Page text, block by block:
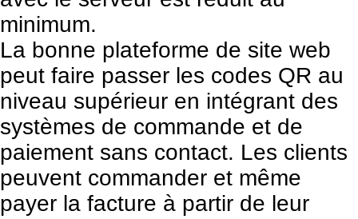
minimum.
La bonne plateforme de site web
peut faire passer les codes QR au
niveau supérieur en intégrant des
systèmes de commande et de
paiement sans contact. Les clients
peuvent commander et même
payer la facture à partir de leur